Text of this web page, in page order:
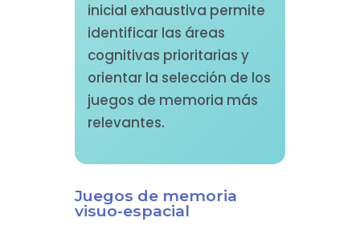
inicial exhaustiva permite
identificar las áreas
cognitivas prioritarias y
orientar la selección de los
juegos de memoria más
relevantes.
Juegos de memoria
visuo-espacial